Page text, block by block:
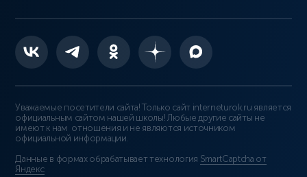
Уважаемые посетители сайта! Только сайт interneturok.ru является
официальным сайтом нашей школы! Любые другие сайты не
имеют к нам отношения и не являются источником
официальной информации.
Данные в формах обрабатывает технология SmartCaptcha от
Яндекс